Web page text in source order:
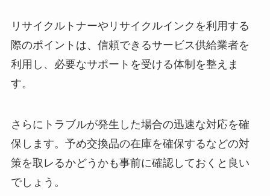
リサイクルトナーやリサイクルインクを利用する
際のポイントは、信頼できるサービス供給業者を
利用し、必要なサポートを受ける体制を整えま
す。
さらにトラブルが発生した場合の迅速な対応を確
保します。予め交換品の在庫を確保するなどの対
策を取レるかどうかも事前に確認しておくと良い
でしょう。